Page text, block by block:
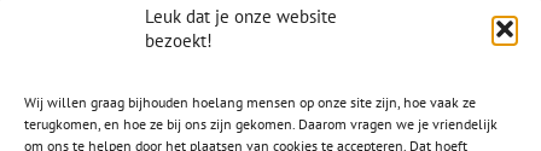
Leuk dat je onze website
bezoekt!
Wij willen graag bijhouden hoelang mensen op onze site zijn, hoe vaak ze
terugkomen, en hoe ze bij ons zijn gekomen. Daarom vragen we je vriendelijk
om ons te helpen door het plaatsen van cookies te accepteren. Dat hoeft